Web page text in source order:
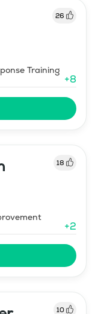
26
Training
+8
18
+2
10